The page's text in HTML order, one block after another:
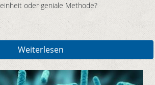
oder geniale Methode?
Weiterlesen